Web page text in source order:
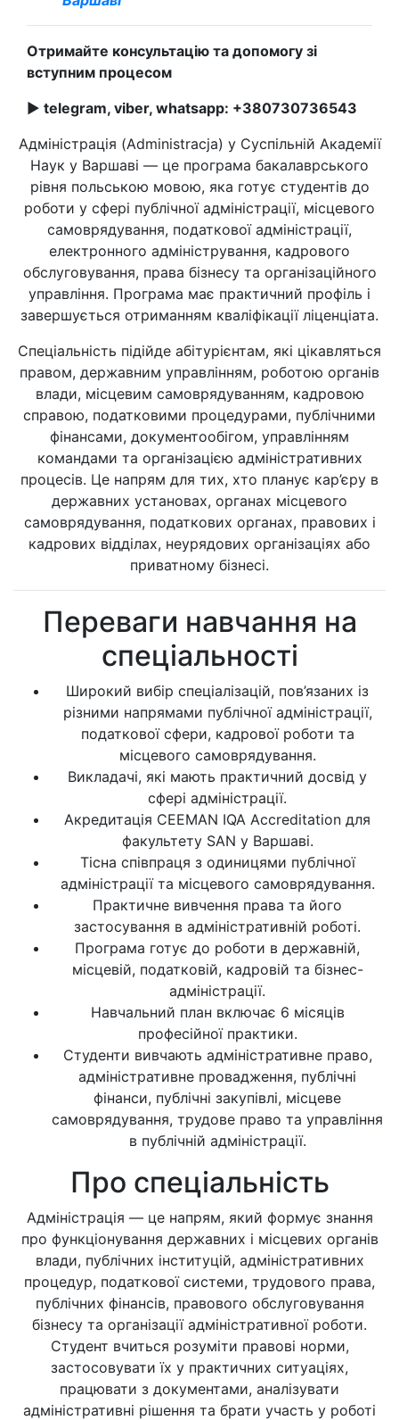
Отримайте консультацію та допомогу зі
вступним процесом
► telegram, viber, whatsapp: +380730736543
Адміністрація (Administracja) у Суспільній Академії
Наук у Варшаві — це програма бакалаврського
рівня польською мовою, яка готує студентів до
роботи у сфері публічної адміністрації, місцевого
самоврядування, податкової адміністрації,
електронного адміністрування, кадрового
обслуговування, права бізнесу та організаційного
управління. Програма має практичний профіль і
завершується отриманням кваліфікації ліценціата.
Спеціальність підійде абітурієнтам, які цікавляться
правом, державним управлінням, роботою органів
влади, місцевим самоврядуванням, кадровою
справою, податковими процедурами, публічними
фінансами, документообігом, управлінням
командами та організацією адміністративних
процесів. Це напрям для тих, хто планує кар’єру в
державних установах, органах місцевого
самоврядування, податкових органах, правових і
кадрових відділах, неурядових організаціях або
приватному бізнесі.
Переваги навчання на
спеціальності
Широкий вибір спеціалізацій, пов’язаних із
різними напрямами публічної адміністрації,
податкової сфери, кадрової роботи та
місцевого самоврядування.
Викладачі, які мають практичний досвід у
сфері адміністрації.
Акредитація CEEMAN IQA Accreditation для
факультету SAN у Варшаві.
Тісна співпраця з одиницями публічної
адміністрації та місцевого самоврядування.
Практичне вивчення права та його
застосування в адміністративній роботі.
Програма готує до роботи в державній,
місцевій, податковій, кадровій та бізнес-
адміністрації.
Навчальний план включає 6 місяців
професійної практики.
Студенти вивчають адміністративне право,
адміністративне провадження, публічні
фінанси, публічні закупівлі, місцеве
самоврядування, трудове право та управління
в публічній адміністрації.
Про спеціальність
Адміністрація — це напрям, який формує знання
про функціонування державних і місцевих органів
влади, публічних інституцій, адміністративних
процедур, податкової системи, трудового права,
публічних фінансів, правового обслуговування
бізнесу та організації адміністративної роботи.
Студент вчиться розуміти правові норми,
застосовувати їх у практичних ситуаціях,
працювати з документами, аналізувати
адміністративні рішення та брати участь у роботі